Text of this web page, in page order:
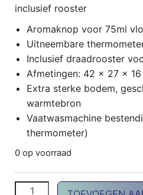
inclusief rooster
Aromaknop voor 75ml
Uitneembare
Inclusief draadrooster
Afmetingen: 42 x 27 x
Extra sterke bodem,
warmtebron
Vaatwasmachine
thermometer)
0 op voorraad
COOK Aroma braadslede